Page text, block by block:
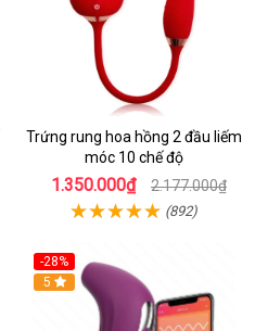
Trứng rung hoa hồng 2 đầu liếm
móc 10 chế độ
1.350.000₫ 2.177.000₫
(892)
-28%
Hot
5